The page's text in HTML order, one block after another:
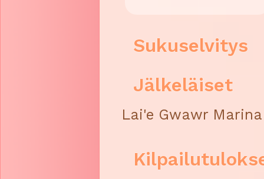
Sukuselvitys
Jälkeläiset
Lai'e Gwawr